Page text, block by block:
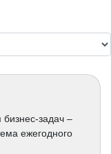
задач –
ежегодного